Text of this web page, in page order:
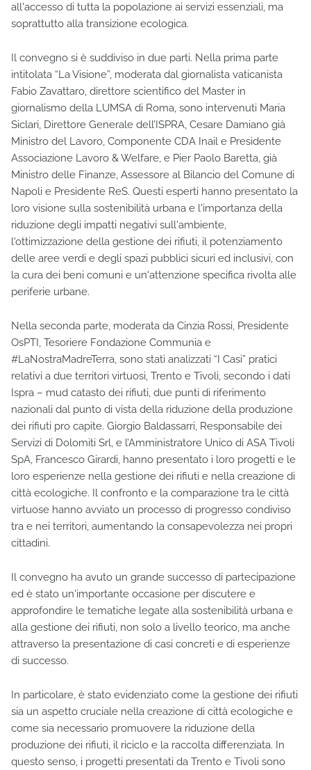
all'accesso di tutta la popolazione ai servizi essenziali, ma
soprattutto alla transizione ecologica.
Il convegno si è suddiviso in due parti. Nella prima parte
intitolata “La Visione”, moderata dal giornalista vaticanista
Fabio Zavattaro, direttore scientifico del Master in
giornalismo della LUMSA di Roma, sono intervenuti Maria
Siclari, Direttore Generale dell’ISPRA, Cesare Damiano già
Ministro del Lavoro, Componente CDA Inail e Presidente
Associazione Lavoro & Welfare, e Pier Paolo Baretta, già
Ministro delle Finanze, Assessore al Bilancio del Comune di
Napoli e Presidente ReS. Questi esperti hanno presentato la
loro visione sulla sostenibilità urbana e l'importanza della
riduzione degli impatti negativi sull'ambiente,
l'ottimizzazione della gestione dei rifiuti, il potenziamento
delle aree verdi e degli spazi pubblici sicuri ed inclusivi, con
la cura dei beni comuni e un'attenzione specifica rivolta alle
periferie urbane.
Nella seconda parte, moderata da Cinzia Rossi, Presidente
OsPTI, Tesoriere Fondazione Communia e
#LaNostraMadreTerra, sono stati analizzati “I Casi” pratici
relativi a due territori virtuosi, Trento e Tivoli, secondo i dati
Ispra – mud catasto dei rifiuti, due punti di riferimento
nazionali dal punto di vista della riduzione della produzione
dei rifiuti pro capite. Giorgio Baldassarri, Responsabile dei
Servizi di Dolomiti Srl, e l’Amministratore Unico di ASA Tivoli
SpA, Francesco Girardi, hanno presentato i loro progetti e le
loro esperienze nella gestione dei rifiuti e nella creazione di
città ecologiche. Il confronto e la comparazione tra le città
virtuose hanno avviato un processo di progresso condiviso
tra e nei territori, aumentando la consapevolezza nei propri
cittadini.
Il convegno ha avuto un grande successo di partecipazione
ed è stato un'importante occasione per discutere e
approfondire le tematiche legate alla sostenibilità urbana e
alla gestione dei rifiuti, non solo a livello teorico, ma anche
attraverso la presentazione di casi concreti e di esperienze
di successo.
In particolare, è stato evidenziato come la gestione dei rifiuti
sia un aspetto cruciale nella creazione di città ecologiche e
come sia necessario promuovere la riduzione della
produzione dei rifiuti, il riciclo e la raccolta differenziata. In
questo senso, i progetti presentati da Trento e Tivoli sono